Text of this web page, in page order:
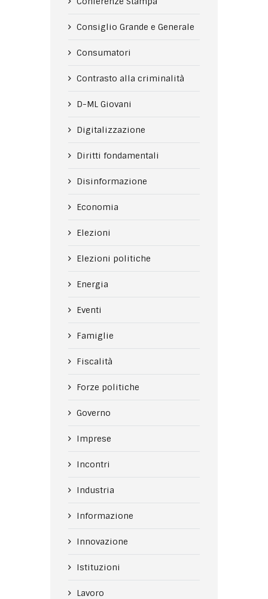
Consiglio Grande e Generale
Consumatori
Contrasto alla criminalità
D-ML Giovani
Digitalizzazione
Diritti fondamentali
Disinformazione
Economia
Elezioni
Elezioni politiche
Energia
Eventi
Famiglie
Fiscalità
Forze politiche
Governo
Imprese
Incontri
Industria
Informazione
Innovazione
Istituzioni
Lavoro